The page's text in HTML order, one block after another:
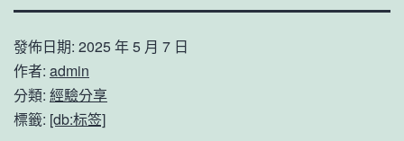
發佈日期: 2025 年 5 月 7 日
作者: admin
分類: 經驗分享
標籤: [db:标签]